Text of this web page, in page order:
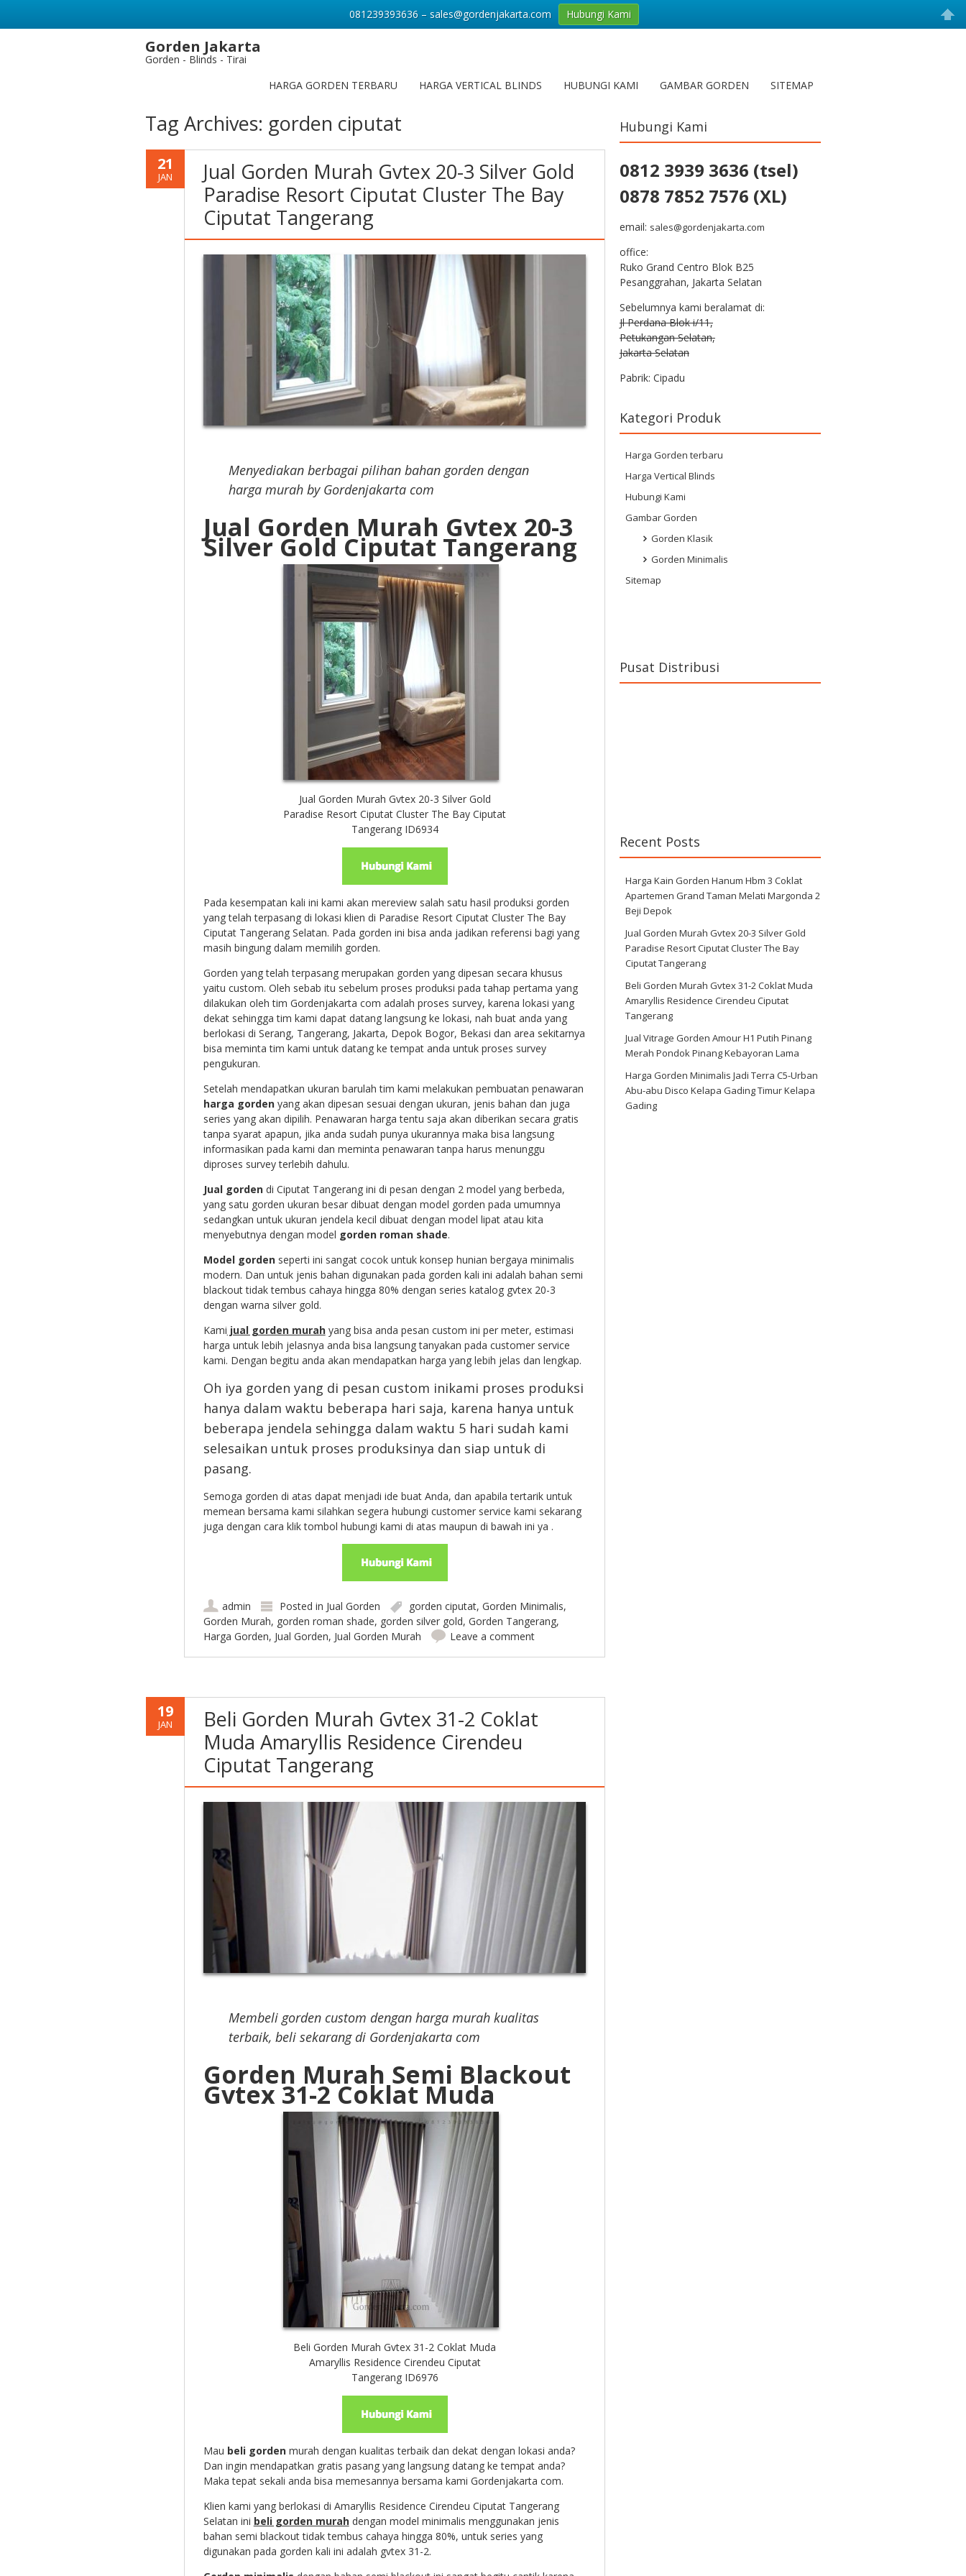
Gorden Jakarta
Gorden - Blinds - Tirai
HARGA GORDEN TERBARU
HARGA VERTICAL BLINDS HUBUNGI KAMI GAMBAR GORDEN SITEMAP
Tag Archives: gorden ciputat
21
JAN
Jual Gorden Murah Gvtex 20-3 Silver Gold
Paradise Resort Ciputat Cluster The Bay
Ciputat Tangerang
Menyediakan berbagai pilihan bahan gorden dengan
harga murah by Gordenjakarta com
Jual Gorden Murah Gvtex 20-3
Silver Gold Ciputat Tangerang
Jual Gorden Murah Gvtex 20-3 Silver Gold
Paradise Resort Ciputat Cluster The Bay Ciputat
Tangerang ID6934
Pada kesempatan kali ini kami akan mereview salah satu hasil produksi gorden
yang telah terpasang di lokasi klien di Paradise Resort Ciputat Cluster The Bay
Ciputat Tangerang Selatan. Pada gorden ini bisa anda jadikan referensi bagi yang
masih bingung dalam memilih gorden.
Gorden yang telah terpasang merupakan gorden yang dipesan secara khusus
yaitu custom. Oleh sebab itu sebelum proses produksi pada tahap pertama yang
dilakukan oleh tim Gordenjakarta com adalah proses survey, karena lokasi yang
dekat sehingga tim kami dapat datang langsung ke lokasi, nah buat anda yang
berlokasi di Serang, Tangerang, Jakarta, Depok Bogor, Bekasi dan area sekitarnya
bisa meminta tim kami untuk datang ke tempat anda untuk proses survey
pengukuran.
Setelah mendapatkan ukuran barulah tim kami melakukan pembuatan penawaran
harga gorden yang akan dipesan sesuai dengan ukuran, jenis bahan dan juga
series yang akan dipilih. Penawaran harga tentu saja akan diberikan secara gratis
tanpa syarat apapun, jika anda sudah punya ukurannya maka bisa langsung
informasikan pada kami dan meminta penawaran tanpa harus menunggu
diproses survey terlebih dahulu.
Jual gordendi Ciputat Tangerang ini di pesan dengan 2 model yang berbeda,
yang satu gorden ukuran besar dibuat dengan model gorden pada umumnya
sedangkan untuk ukuran jendela kecil dibuat dengan model lipat atau kita
menyebutnya dengan model gorden roman shade.
Model gordenseperti ini sangat cocok untuk konsep hunian bergaya minimalis
modern. Dan untuk jenis bahan digunakan pada gorden kali ini adalah bahan semi
blackout tidak tembus cahaya hingga 80% dengan series katalog gvtex 20-3
dengan warna silver gold.
Kami jual gorden murahyang bisa anda pesan custom ini per meter, estimasi
harga untuk lebih jelasnya anda bisa langsung tanyakan pada customer service
kami. Dengan begitu anda akan mendapatkan harga yang lebih jelas dan lengkap.
Oh iya gorden yang di pesan custom inikami proses produksi
hanya dalam waktu beberapa hari saja, karena hanya untuk
beberapa jendela sehingga dalam waktu 5 hari sudah kami
selesaikan untuk proses produksinya dan siap untuk di
pasang.
Semoga gorden di atas dapat menjadi ide buat Anda, dan apabila tertarik untuk
memean bersama kami silahkan segera hubungi customer service kami sekarang
juga dengan cara klik tombol hubungi kami di atas maupun di bawah ini ya .
admin Posted in Jual Gorden gorden ciputat, Gorden Minimalis,
Gorden Murah, gorden roman shade, gorden silver gold, Gorden Tangerang,
Harga Gorden, Jual Gorden, Jual Gorden Murah Leave a comment
19
JAN
Beli Gorden Murah Gvtex 31-2 Coklat
Muda Amaryllis Residence Cirendeu
Ciputat Tangerang
Membeli gorden custom dengan harga murah kualitas
terbaik, beli sekarang di Gordenjakarta com
Gorden Murah Semi Blackout
Gvtex 31-2 Coklat Muda
Beli Gorden Murah Gvtex 31-2 Coklat Muda
Amaryllis Residence Cirendeu Ciputat
Tangerang ID6976
Mau beli gordenmurah dengan kualitas terbaik dan dekat dengan lokasi anda?
Dan ingin mendapatkan gratis pasang yang langsung datang ke tempat anda?
Maka tepat sekali anda bisa memesannya bersama kami Gordenjakarta com.
Klien kami yang berlokasi di Amaryllis Residence Cirendeu Ciputat Tangerang
Selatan ini beli gorden murahdengan model minimalis menggunakan jenis
bahan semi blackout tidak tembus cahaya hingga 80%, untuk series yang
digunakan pada gorden kali ini adalah gvtex 31-2.
Hubungi Kami
0812 3939 3636 (tsel)
0878 7852 7576 (XL)
email: sales@gordenjakarta.com
office:
Ruko Grand Centro Blok B25
Pesanggrahan, Jakarta Selatan
Sebelumnya kami beralamat di:
Jl Perdana Blok i/11,
Petukangan Selatan,
Jakarta Selatan
Pabrik: Cipadu
Kategori Produk
Harga Gorden terbaru
Harga Vertical Blinds
Hubungi Kami
Gambar Gorden
Gorden Klasik
Gorden Minimalis
Sitemap
Pusat Distribusi
Recent Posts
Harga Kain Gorden Hanum Hbm 3 Coklat
Apartemen Grand Taman Melati Margonda 2
Beji Depok
Jual Gorden Murah Gvtex 20-3 Silver Gold
Paradise Resort Ciputat Cluster The Bay
Ciputat Tangerang
Beli Gorden Murah Gvtex 31-2 Coklat Muda
Amaryllis Residence Cirendeu Ciputat
Tangerang
Jual Vitrage Gorden Amour H1 Putih Pinang
Merah Pondok Pinang Kebayoran Lama
Harga Gorden Minimalis Jadi Terra C5-Urban
Abu-abu Disco Kelapa Gading Timur Kelapa
Gading
081239393636 – sales@gordenjakarta.com Hubungi Kami